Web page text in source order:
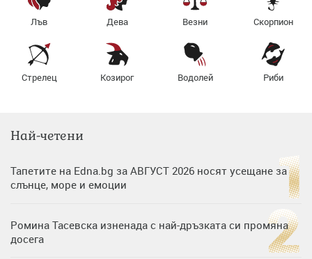
Лъв Дева Везни Скорпион
Стрелец Козирог Водолей Риби
Най-четени
Тапетите на Edna.bg за АВГУСТ 2026 носят усещане за
слънце, море и емоции
Ромина Тасевска изненада с най-дръзката си промяна
досега